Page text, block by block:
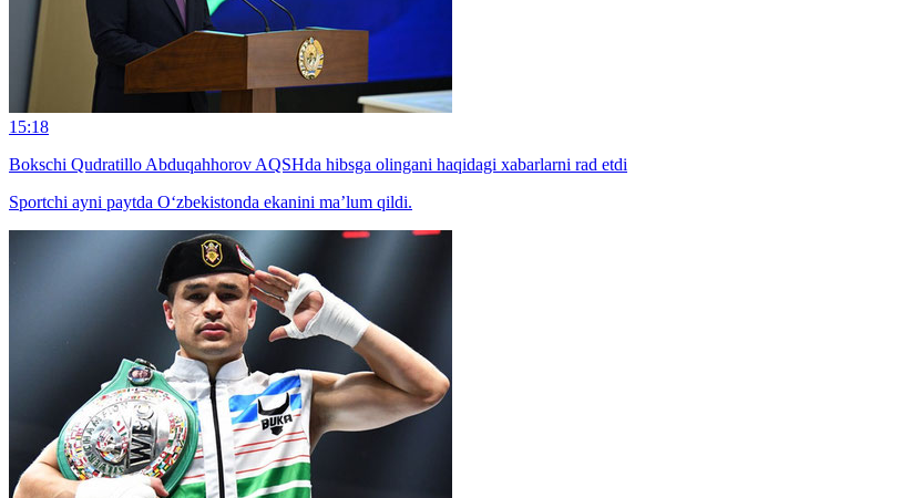
15:18
Bokschi Qudratillo Abduqahhorov AQSHda hibsga olingani haqidagi xabarlarni rad etdi
Sportchi ayni paytda O‘zbekistonda ekanini ma’lum qildi.